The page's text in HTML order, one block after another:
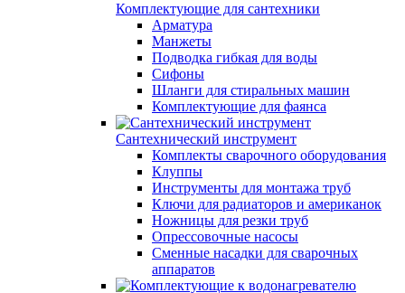
Комплектующие для сантехники
Арматура
Манжеты
Подводка гибкая для воды
Сифоны
Шланги для стиральных машин
Комплектующие для фаянса
Сантехнический инструмент
Комплекты сварочного оборудования
Клуппы
Инструменты для монтажа труб
Ключи для радиаторов и американок
Ножницы для резки труб
Опрессовочные насосы
Сменные насадки для сварочных
аппаратов